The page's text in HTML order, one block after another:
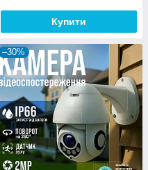
Купити
–30%